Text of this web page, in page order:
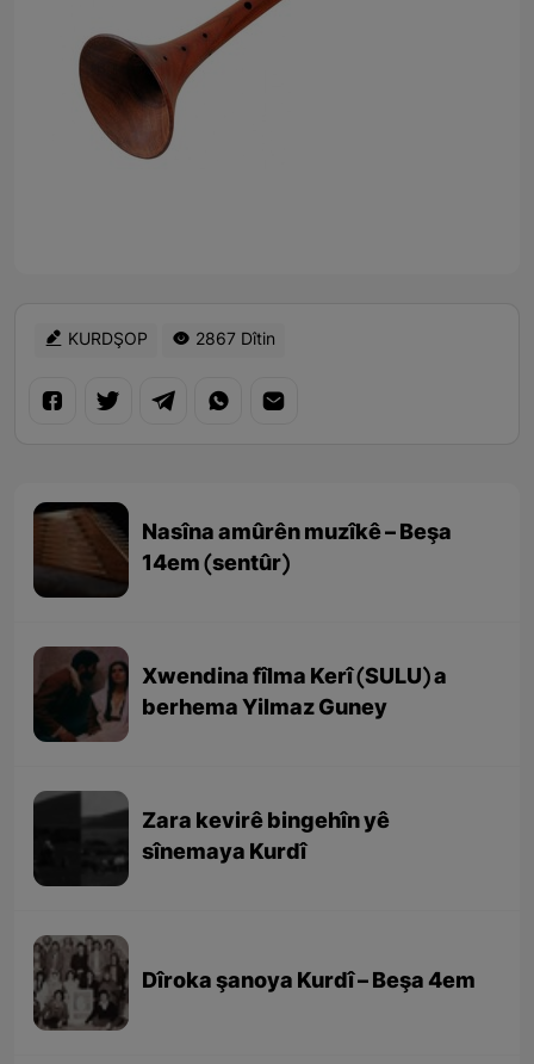
KURDŞOP 2867 Dîtin
Nasîna amûrên muzîkê – Beşa
14em (sentûr)
Xwendina fîlma Kerî (SULU) a
berhema Yilmaz Guney
Zara kevirê bingehîn yê
sînemaya Kurdî
Dîroka şanoya Kurdî – Beşa 4em